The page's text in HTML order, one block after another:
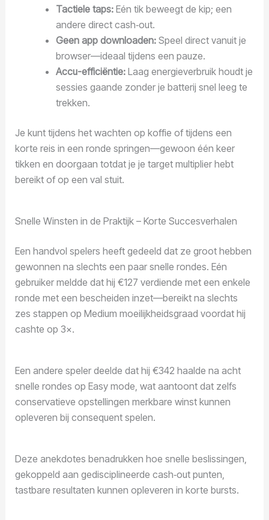
Tactiele taps:Eén tik beweegt de kip; een
andere direct cash‑out.
Geen app downloaden:Speel direct vanuit je
browser—ideaal tijdens een pauze.
Accu-efficiëntie:Laag energieverbruik houdt je
sessies gaande zonder je batterij snel leeg te
trekken.
Je kunt tijdens het wachten op koffie of tijdens een
korte reis in een ronde springen—gewoon één keer
tikken en doorgaan totdat je je target multiplier hebt
bereikt of op een val stuit.
Snelle Winsten in de Praktijk – Korte Succesverhalen
Een handvol spelers heeft gedeeld dat ze groot hebben
gewonnen na slechts een paar snelle rondes. Eén
gebruiker meldde dat hij €127 verdiende met een enkele
ronde met een bescheiden inzet—bereikt na slechts
zes stappen op Medium moeilijkheidsgraad voordat hij
cashte op 3×.
Een andere speler deelde dat hij €342 haalde na acht
snelle rondes op Easy mode, wat aantoont dat zelfs
conservatieve opstellingen merkbare winst kunnen
opleveren bij consequent spelen.
Deze anekdotes benadrukken hoe snelle beslissingen,
gekoppeld aan gedisciplineerde cash‑out punten,
tastbare resultaten kunnen opleveren in korte bursts.